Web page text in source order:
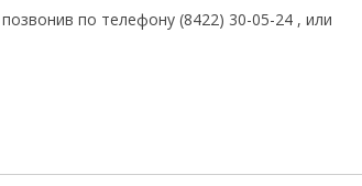
по телефону (8422) 30-05-24 , или